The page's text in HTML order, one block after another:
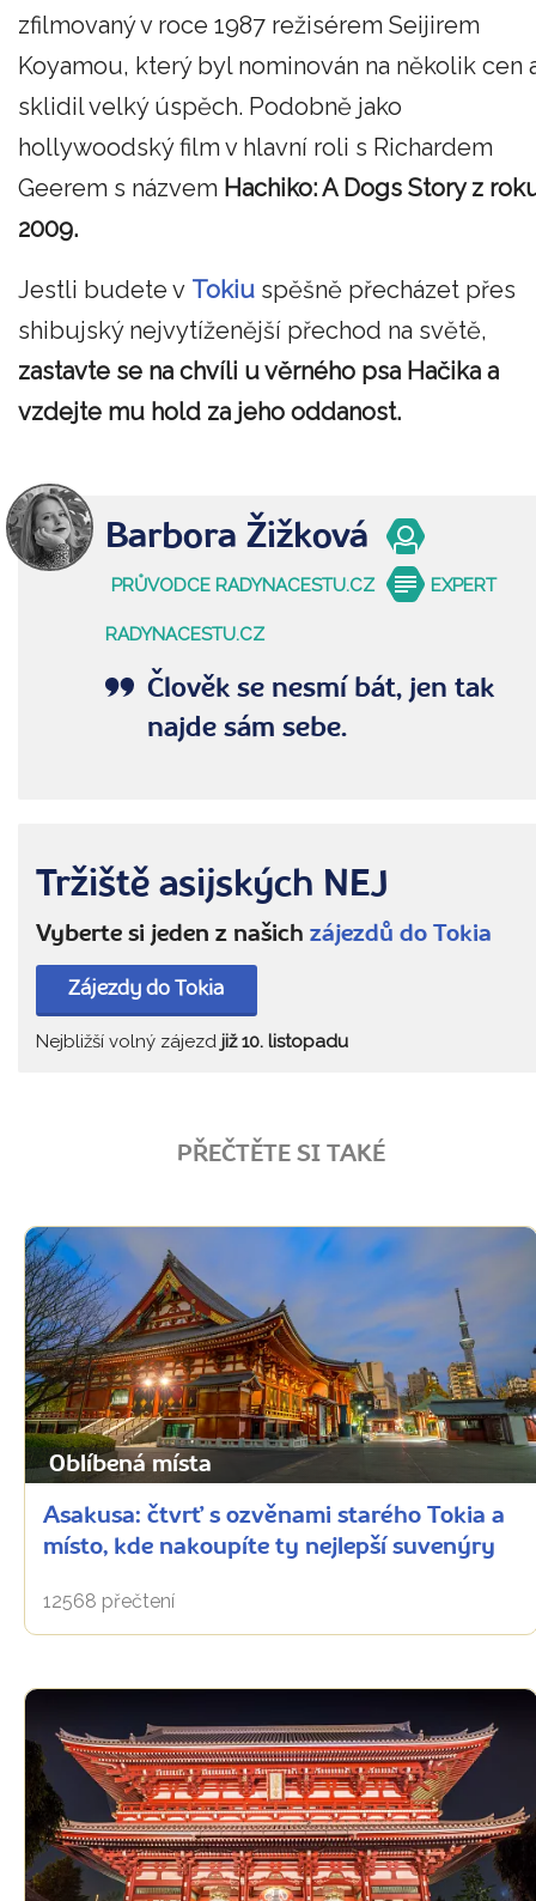
zfilmovaný v roce 1987 režisérem Seijirem
Koyamou, který byl nominován na několik cen
sklidil velký úspěch. Podobně jako
hollywoodský film v hlavní roli s Richardem
Geerem s názvem Hachiko: A Dogs Story z
2009.
Jestli budete v Tokiu spěšně přecházet přes
shibujský nejvytíženější přechod na světě,
zastavte se na chvíli u věrného psa Hačika a
vzdejte mu hold za jeho oddanost.
Barbora Žižková
PRŮVODCE RADYNACESTU.CZ EXPERT
RADYNACESTU.CZ
Člověk se nesmí bát, jen tak
najde sám sebe.
Tržiště asijských NEJ
Vyberte si jeden z našich zájezdů do Tokia
Zájezdy do Tokia
Nejbližší volný zájezd již 10. listopadu
PŘEČTĚTE SI TAKÉ
Oblíbená místa
Asakusa: čtvrť s ozvěnami starého Tokia a
místo, kde nakoupíte ty nejlepší suvenýry
12568 přečtení